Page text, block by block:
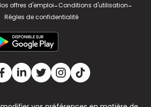
offres d'emploi-Conditions d'utilisation-
Règles de confidentialité